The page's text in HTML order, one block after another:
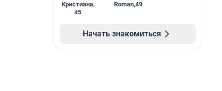
Кристиана,
45
Roman,49
Начать знакомиться